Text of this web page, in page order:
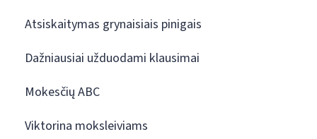
Atsiskaitymas grynaisiais pinigais
Dažniausiai užduodami klausimai
Mokesčių ABC
Viktorina moksleiviams